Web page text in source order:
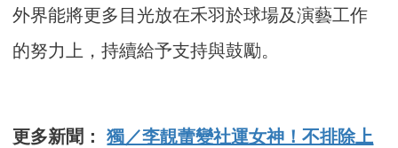
外界能將更多目光放在禾羽於球場及演藝工作
的努力上，持續給予支持與鼓勵。
更多新聞：獨／李靚蕾變社運女神！不排除上